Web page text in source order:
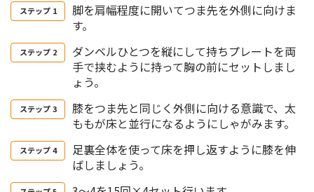
脚を肩幅程度に開いてつま先を外側に向けま
す。
ダンベルひとつを縦にして持ちプレートを両
手で挟むように持って胸の前にセットしまし
ょう。
膝をつま先と同じく外側に向ける意識で、太
ももが床と並行になるようにしゃがみます。
足裏全体を使って床を押し返すように膝を伸
ばしましょう。